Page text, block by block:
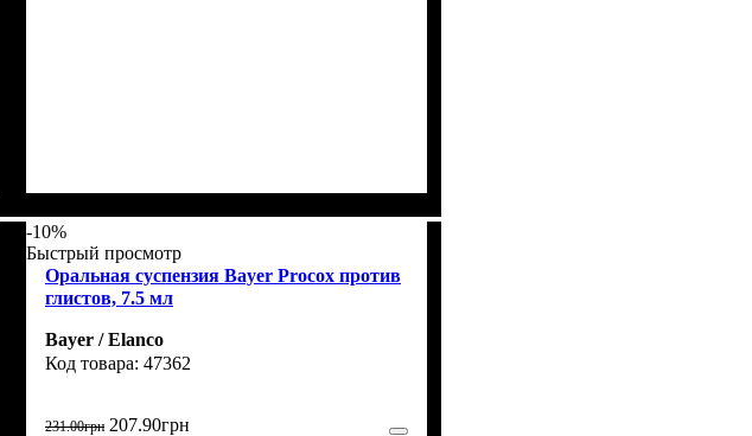
-10%
Быстрый просмотр
Оральная суспензия Bayer Procox против
глистов, 7.5 мл
Bayer / Elanco
47362
231.00грн 207.90грн